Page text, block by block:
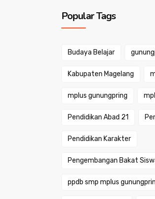
Popular Tags
Budaya Belajar
Kabupaten Magelang
mplus gunungpring
Pendidikan Abad 21
Pendidikan Karakter
Pengembangan Bakat
ppdb smp mplus